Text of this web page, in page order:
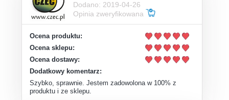
Dodano: 2019-04-26
Opinia zweryfikowana
Ocena produktu:
Ocena sklepu:
Ocena dostawy:
Dodatkowy komentarz:
Szybko, sprawnie. Jestem zadowolona w 100% z
produktu i ze sklepu.